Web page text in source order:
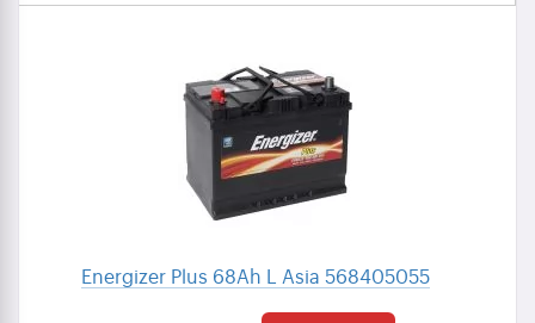
Energizer Plus 68Ah L Asia 568405055